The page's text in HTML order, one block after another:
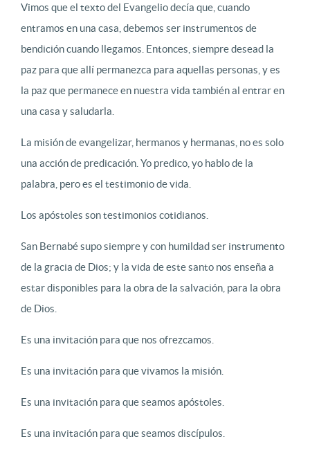
Vimos que el texto del Evangelio decía que, cuando
entramos en una casa, debemos ser instrumentos de
bendición cuando llegamos. Entonces, siempre desead la
paz para que allí permanezca para aquellas personas, y es
la paz que permanece en nuestra vida también al entrar en
una casa y saludarla.
La misión de evangelizar, hermanos y hermanas, no es solo
una acción de predicación. Yo predico, yo hablo de la
palabra, pero es el testimonio de vida.
Los apóstoles son testimonios cotidianos.
San Bernabé supo siempre y con humildad ser instrumento
de la gracia de Dios; y la vida de este santo nos enseña a
estar disponibles para la obra de la salvación, para la obra
de Dios.
Es una invitación para que nos ofrezcamos.
Es una invitación para que vivamos la misión.
Es una invitación para que seamos apóstoles.
Es una invitación para que seamos discípulos.